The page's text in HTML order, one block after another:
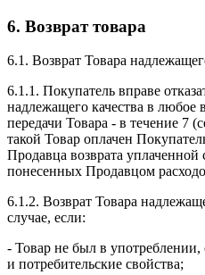
6. Возврат товара
6.1. Возврат Товара
6.1.1. Покупатель вправе
надлежащего качества в любое
передачи Товара - в течение 7
такой Товар оплачен
Продавца возврата
понесенных Продавцом
6.1.2. Возврат Товара
случае, если:
- Товар не был в
и потребительские свойства;